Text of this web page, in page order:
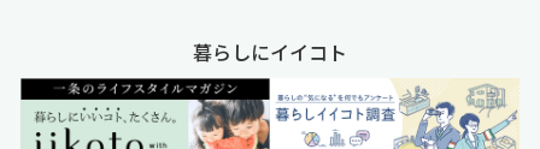
暮らしにイイコト